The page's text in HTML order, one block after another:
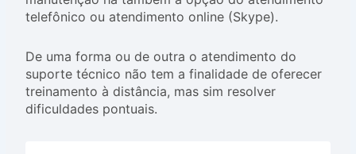
telefônico ou atendimento online (Skype).
De uma forma ou de outra o atendimento do
suporte técnico não tem a finalidade de oferecer
treinamento à distância, mas sim resolver
dificuldades pontuais.